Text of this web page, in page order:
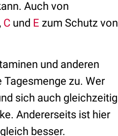
Auch von
C und E zum Schutz von
und anderen
zu. Wer
sich auch gleichzeitig
Andererseits ist hier
besser.